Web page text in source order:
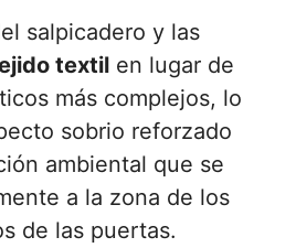
salpicadero y las
textil en lugar de
más complejos, lo
sobrio reforzado
ambiental que se
a la zona de los
de las puertas.